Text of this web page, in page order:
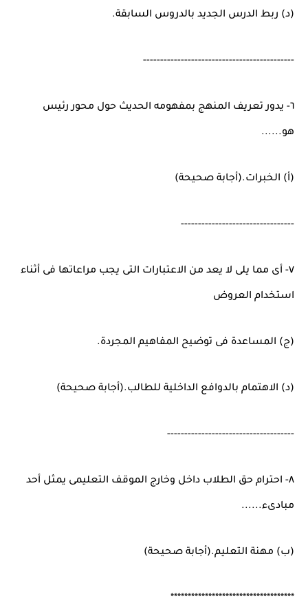
(د) ربط الدرس الجديد بالدروس السابقة.
--------------------------------------------
٦- يدور تعريف المنهج بمفهومه الحديث حول محور رئيس
هو......
(أ) الخبرات.(أجابة صحيحة)
---------------------------------
٧- أى مما يلى لا يعد من الاعتبارات التى يجب مراعاتها فى أثناء
استخدام العروض
(ج) المساعدة فى توضيح المفاهيم المجردة.
(د) الاهتمام بالدوافع الداخلية للطالب.(أجابة صحيحة)
-------------------------------------
٨- احترام حق الطلاب داخل وخارج الموقف التعليمى يمثل أحد
مبادىء......
(ب) مهنة التعليم.(أجابة صحيحة)
************************************